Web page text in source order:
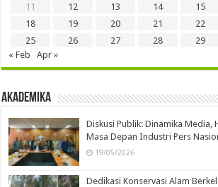
11
12 13 14 15
18
19 20 21 22
25
26 27 28 29
« Feb
Apr »
Akademika
Diskusi Publik: Dinamika Media,
Masa Depan Industri Pers
19/05/2026
Dedikasi Konservasi Alam